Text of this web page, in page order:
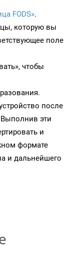
FODS».
которую вы
поле
чтобы
после
эти
и
формате
и дальнейшего